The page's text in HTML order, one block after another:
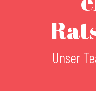
Unser